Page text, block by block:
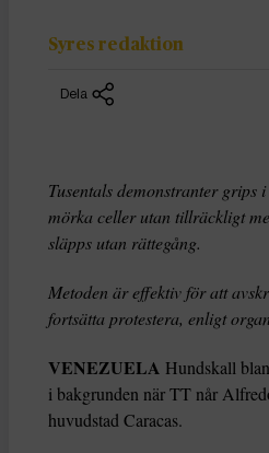
Syres redaktion
Dela
Tusentals demonstranter grips
mörka celler utan tillräckligt
släpps utan rättegång.
Metoden är effektiv för att
fortsätta protestera, enligt
VENEZUELA Hundskall
i bakgrunden när TT når
huvudstad Caracas.